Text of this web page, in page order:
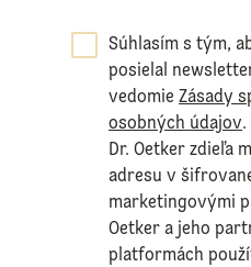
Súhlasím s tým,
posielal
vedomieZásady
osobných údajov.
Dr. Oetker zdieľa
adresu v
marketingovými
Oetker a jeho
platformách